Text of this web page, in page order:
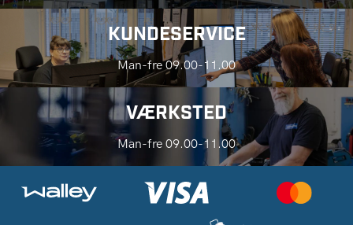
KUNDESERVICE
Man-fre 09.00-11.00
VÆRKSTED
Man-fre 09.00-11.00